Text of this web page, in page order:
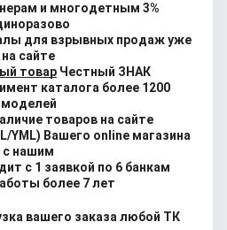
и многодетным 3%
для взрывных продаж уже
на сайте
товар Честный ЗНАК
каталога более 1200
моделей
товаров на сайте
YML) Вашего online магазина
с нашим
с 1 заявкой по 6 банкам
более 7 лет
вашего заказа любой ТК